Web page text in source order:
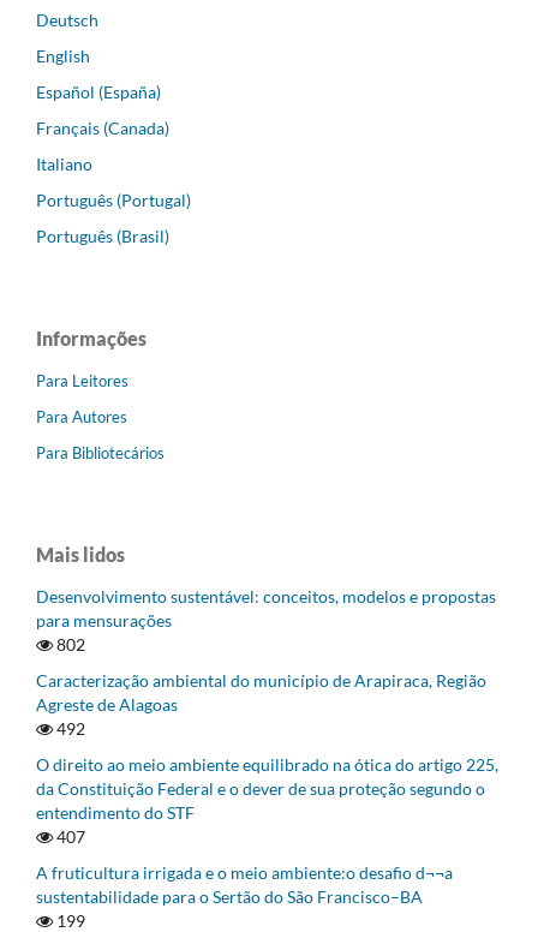
Deutsch
English
Español (España)
Français (Canada)
Italiano
Português (Portugal)
Português (Brasil)
Informações
Para Leitores
Para Autores
Para Bibliotecários
Mais lidos
Desenvolvimento sustentável: conceitos, modelos e propostas
para mensurações
802
Caracterização ambiental do município de Arapiraca, Região
Agreste de Alagoas
492
O direito ao meio ambiente equilibrado na ótica do artigo 225,
da Constituição Federal e o dever de sua proteção segundo o
entendimento do STF
407
A fruticultura irrigada e o meio ambiente:o desafio d¬¬a
sustentabilidade para o Sertão do São Francisco–BA
199